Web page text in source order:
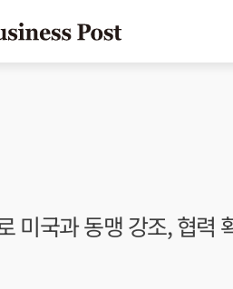
미국과 동맹 강조, 협력